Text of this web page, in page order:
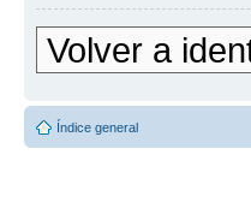
Volver a
Índice general